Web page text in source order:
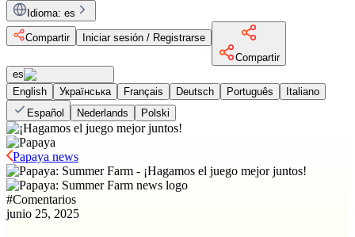
Idioma: es
Compartir
Iniciar sesión / Registrarse
Compartir
es
English
Українська Français Deutsch Português
Italiano
Español
Nederlands Polski
Papaya news
#Comentarios
junio 25, 2025